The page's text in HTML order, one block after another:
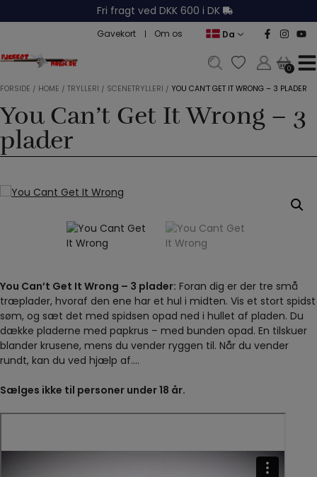
til
Fri fragt ved DKK 600 i DK
Gavekort Om os Da
0
0
FORSIDE / HOME / TRYLLERI / SCENETRYLLERI / YOU CAN’T GET IT WRONG – 3 PLADER
You Can’t Get It Wrong – 3
plader
You Can’t Get It Wrong – 3 plader: Foran dig er der tre små
træplader, hvoraf den ene har et hul i midten. Vis et stort spidst
søm, og sæt det med spidsen opad ned i hullet af pladen. Du
dække pladerne med papkrus – med bunden opad. En tilskuer
blander krusene, mens du vender ryggen til. Når du vender
rundt, kan du ved hjælp af….
Sælges ikke til personer under 18 år.